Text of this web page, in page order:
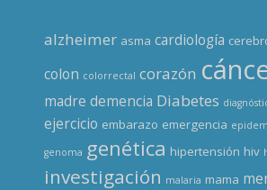
alzheimer asma cardiología
colon colorrectal corazón
madre demencia Diabetes
ejercicio embarazo emergencia
genoma genética hipertensión hiv
investigación malaria mama